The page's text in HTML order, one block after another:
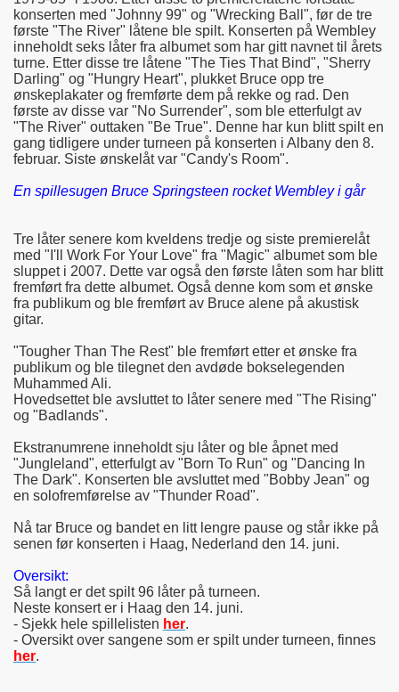
konserten med "Johnny 99" og "Wrecking Ball", før de tre
første "The River" låtene ble spilt. Konserten på Wembley
inneholdt seks låter fra albumet som har gitt navnet til årets
turne. Etter disse tre låtene "The Ties That Bind", "Sherry
Darling" og "Hungry Heart", plukket Bruce opp tre
ønskeplakater og fremførte dem på rekke og rad. Den
første av disse var "No Surrender", som ble etterfulgt av
"The River" outtaken "Be True". Denne har kun blitt spilt en
gang tidligere under turneen på konserten i Albany den 8.
februar. Siste ønskelåt var "Candy's Room".
En spillesugen Bruce Springsteen rocket Wembley i går
Tre låter senere kom kveldens tredje og siste premierelåt
med "I'll Work For Your Love" fra "Magic" albumet som ble
sluppet i 2007. Dette var også den første låten som har blitt
fremført fra dette albumet. Også denne kom som et ønske
fra publikum og ble fremført av Bruce alene på akustisk
gitar.
"Tougher Than The Rest" ble fremført etter et ønske fra
publikum og ble tilegnet den avdøde bokselegenden
Muhammed Ali.
Hovedsettet ble avsluttet to låter senere med "The Rising"
og "Badlands".
Ekstranumrene inneholdt sju låter og ble åpnet med
"Jungleland", etterfulgt av "Born To Run" og "Dancing In
The Dark". Konserten ble avsluttet med "Bobby Jean" og
en solofremførelse av "Thunder Road".
Nå tar Bruce og bandet en litt lengre pause og står ikke på
senen før konserten i Haag, Nederland den 14. juni.
Oversikt:
Så langt er det spilt 96 låter på turneen.
Neste konsert er i Haag den 14. juni.
- Sjekk hele spillelisten her.
- Oversikt over sangene som er spilt under turneen, finnes
her.